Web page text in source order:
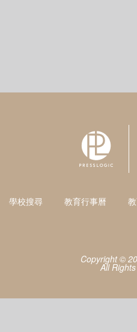
學校搜尋 教育行事曆
Copyright ©
All